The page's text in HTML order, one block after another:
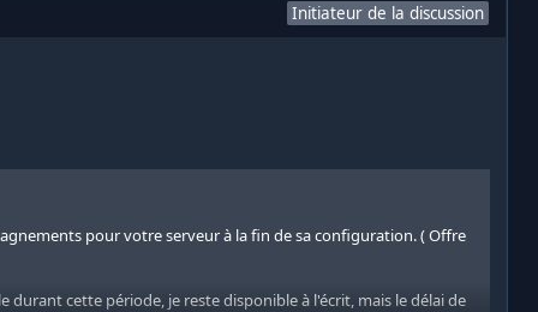
Initiateur de la discussion
pour votre serveur à la fin de sa configuration. ( Offre
durant cette période, je reste disponible à l'écrit, mais le délai de